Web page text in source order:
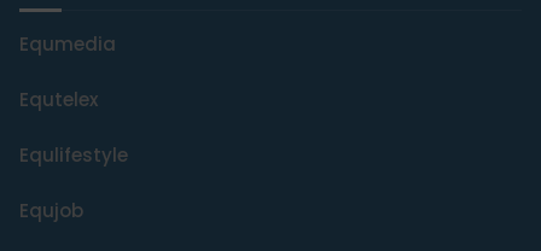
Equmedia
Equtelex
Equlifestyle
Equjob